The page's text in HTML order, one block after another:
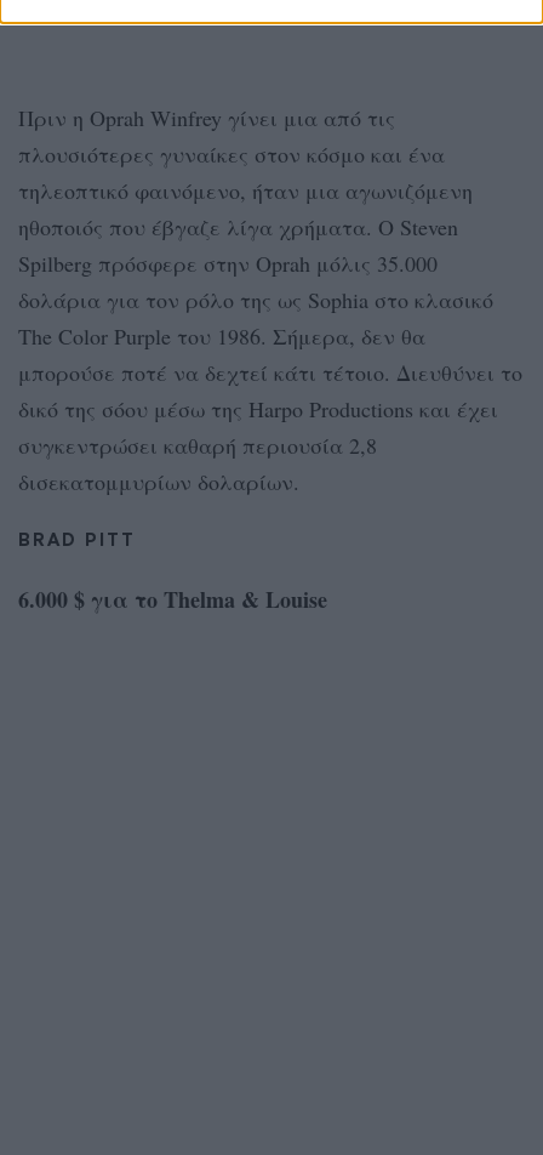
Πριν η Oprah Winfrey γίνει μια από τις
πλουσιότερες γυναίκες στον κόσμο και ένα
τηλεοπτικό φαινόμενο, ήταν μια αγωνιζόμενη
ηθοποιός που έβγαζε λίγα χρήματα. Ο Steven
Spilberg πρόσφερε στην Oprah μόλις 35.000
δολάρια για τον ρόλο της ως Sophia στο κλασικό
The Color Purple του 1986. Σήμερα, δεν θα
μπορούσε ποτέ να δεχτεί κάτι τέτοιο. Διευθύνει το
δικό της σόου μέσω της Harpo Productions και έχει
συγκεντρώσει καθαρή περιουσία 2,8
δισεκατομμυρίων δολαρίων.
BRAD PITT
6.000 $ για το Thelma & Louise